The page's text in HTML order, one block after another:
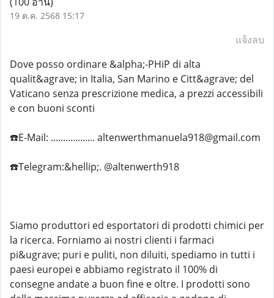
19 ต.ค. 2568 15:17
แจ้งลบ
Dove posso ordinare &alpha;-PHiP di alta
qualit&agrave; in Italia, San Marino e Citt&agrave; del
Vaticano senza prescrizione medica, a prezzi accessibili
e con buoni sconti
☎️E-Mail: .................. altenwerthmanuela918@gmail.com
☎️Telegram:&hellip;. @altenwerth918
Siamo produttori ed esportatori di prodotti chimici per
la ricerca. Forniamo ai nostri clienti i farmaci
pi&ugrave; puri e puliti, non diluiti, spediamo in tutti i
paesi europei e abbiamo registrato il 100% di
consegne andate a buon fine e oltre. I prodotti sono